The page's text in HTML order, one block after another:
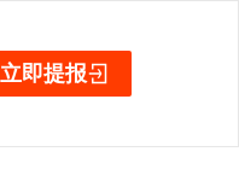
立即提报